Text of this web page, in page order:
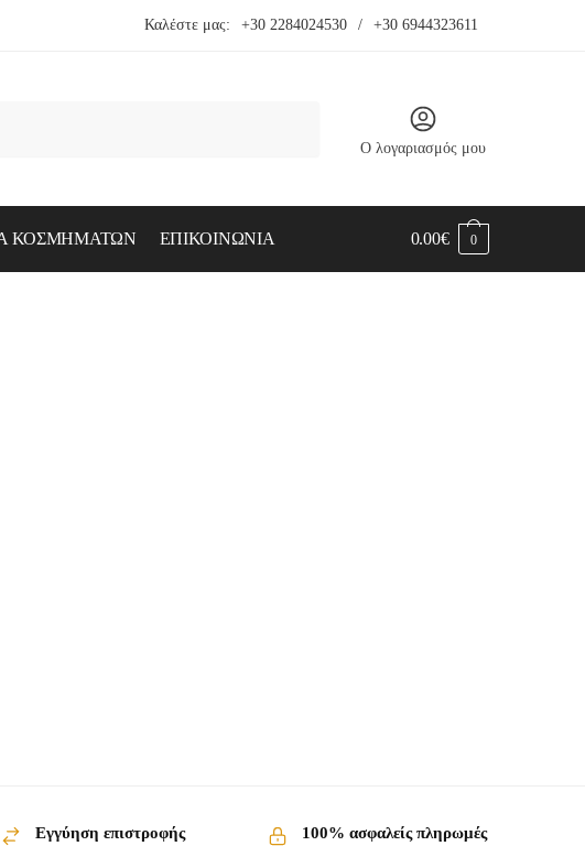
Καλέστε μας: +30 2284024530 / +30 6944323611
Ο λογαριασμός μου
ΚΟΣΜΗΜΑΤΩΝ ΕΠΙΚΟΙΝΩΝΙΑ 0.00€ 0
Εγγύηση επιστροφής 100% ασφαλείς πληρωμές